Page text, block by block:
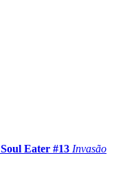
Soul Eater #13 Invasão